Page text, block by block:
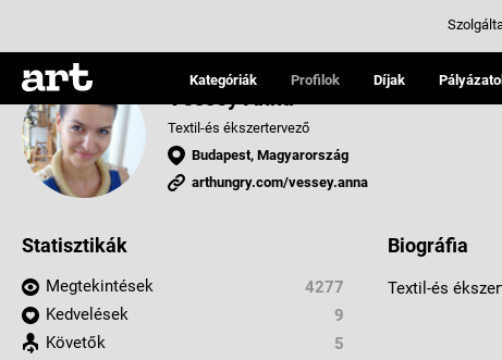
Kategóriák Profilok Díjak
Véssey Anna
Textil-és ékszertervező
Budapest, Magyarország
arthungry.com/vessey.anna
Statisztikák
Megtekintések
4277
Kedvelések
9
Követők
5
Biográfia
Textil-és